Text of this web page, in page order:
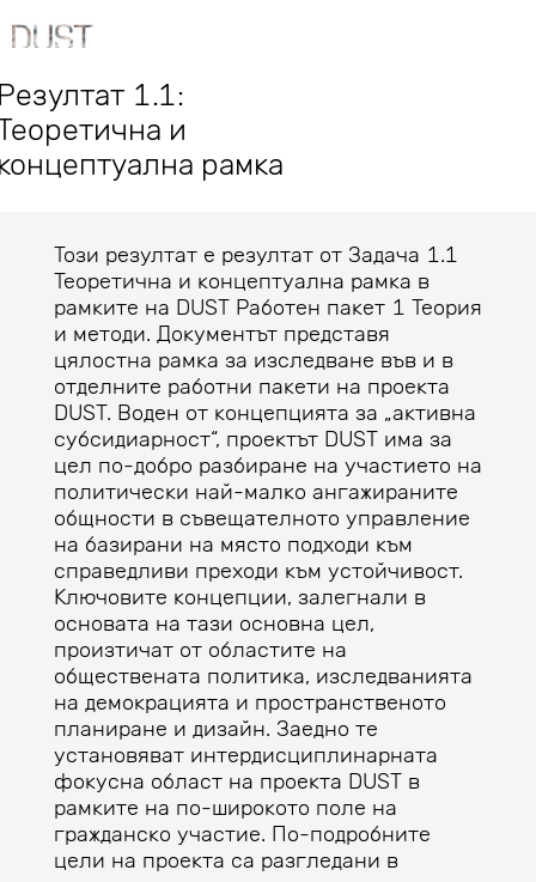
1.1:
и
рамка
Този резултат е резултат от Задача 1.1
Теоретична и концептуална рамка в
рамките на DUST Работен пакет 1 Теория
и методи. Документът представя
цялостна рамка за изследване във и в
отделните работни пакети на проекта
DUST. Воден от концепцията за „активна
субсидиарност“, проектът DUST има за
цел по-добро разбиране на участието на
политически най-малко ангажираните
общности в съвещателното управление
на базирани на място подходи към
справедливи преходи към устойчивост.
Ключовите концепции, залегнали в
основата на тази основна цел,
произтичат от областите на
обществената политика, изследванията
на демокрацията и пространственото
планиране и дизайн. Заедно те
установяват интердисциплинарната
фокусна област на проекта DUST в
рамките на по-широкото поле на
гражданско участие. По-подробните
цели на проекта са разгледани в